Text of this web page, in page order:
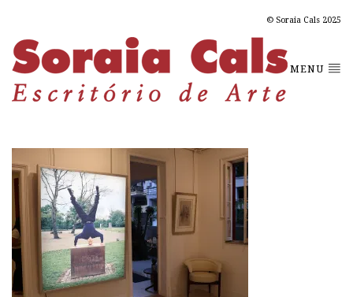
© Soraia Cals 2025
MENU